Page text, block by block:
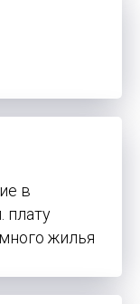
в
плату
жилья